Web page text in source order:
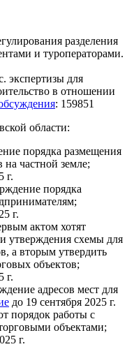
разделения
и туроператорами.
экспертизы для
в отношении
: 159851
области:
порядка размещения
частной земле;
г.
порядка
г.
актом хотят
утверждения схемы для
а вторым утвердить
объектов;
г.
адресов мест для
до 19 сентября 2025 г.
порядок работы с
объектами;
г.